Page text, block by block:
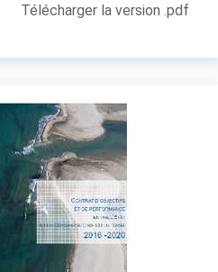
Télécharger la version .pdf